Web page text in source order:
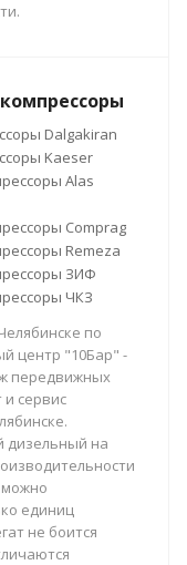
Dalgakiran
Kaeser
Alas
Comprag
Remeza
ЗИФ
ЧКЗ
по
центр "10Бар" -
передвижных
сервис
дизельный на
единиц
не боится